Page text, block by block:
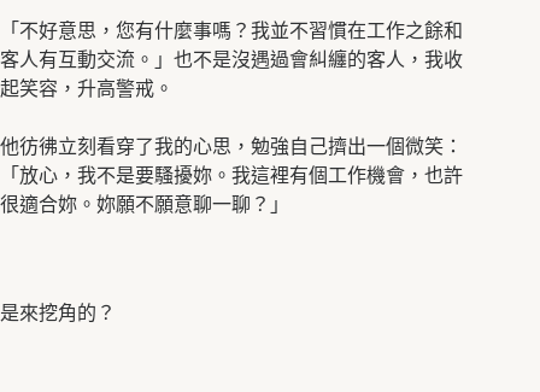
「不好意思，您有什麼事嗎？我並不習慣在工作之餘和
客人有互動交流。」也不是沒遇過會糾纏的客人，我收
起笑容，升高警戒。
他彷彿立刻看穿了我的心思，勉強自己擠出一個微笑：
「放心，我不是要騷擾妳。我這裡有個工作機會，也許
很適合妳。妳願不願意聊一聊？」
是來挖角的？